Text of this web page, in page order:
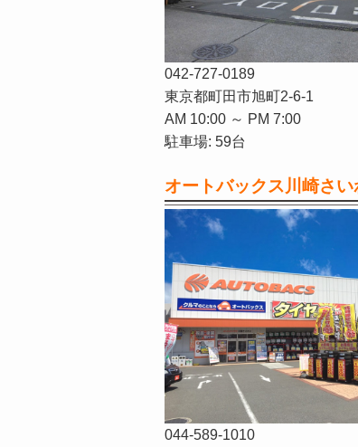
042-727-0189
東京都町田市旭町2-6-1
AM 10:00 ～ PM 7:00
駐車場: 59台
オートバックス川崎さい
044-589-1010